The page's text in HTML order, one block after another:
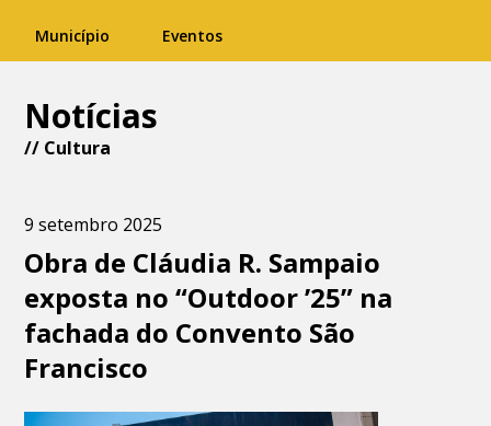
Município Eventos
Notícias
// Cultura
9 setembro 2025
Obra de Cláudia R. Sampaio
exposta no “Outdoor ’25” na
fachada do Convento São
Francisco